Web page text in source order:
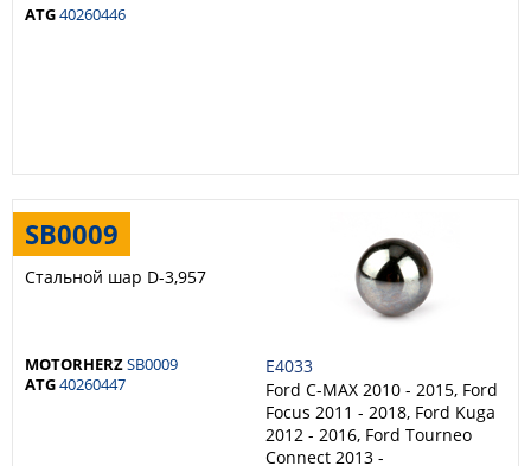
ATG40260446
SB0009
Стальной шар D-3,957
MOTORHERZSB0009
ATG40260447
E4033
Ford C-MAX 2010 - 2015, Ford
Focus 2011 - 2018, Ford Kuga
2012 - 2016, Ford Tourneo
Connect 2013 -